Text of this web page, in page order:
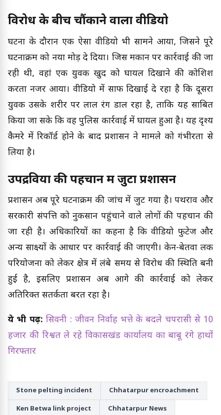
विरोध के बीच चौंकाने वाला वीडियो
घटना के दौरान एक ऐसा वीडियो भी सामने आया, जिसने पूरे
घटनाक्रम को नया मोड़ दे दिया। जिस मकान पर कार्रवाई की जा
रही थी, वहां एक युवक खुद को घायल दिखाने की कोशिश
करता नजर आया। वीडियो में साफ दिखाई दे रहा है कि दूसरा
युवक उसके शरीर पर लाल रंग डाल रहा है, ताकि यह साबित
किया जा सके कि वह पुलिस कार्रवाई में घायल हुआ है। यह दृश्य
कैमरे में रिकॉर्ड होने के बाद प्रशासन ने मामले को गंभीरता से
लिया है।
उपद्रवियों की पहचान में जुटा प्रशासन
प्रशासन अब पूरे घटनाक्रम की जांच में जुट गया है। पथराव और
सरकारी संपत्ति को नुकसान पहुंचाने वाले लोगों की पहचान की
जा रही है। अधिकारियों का कहना है कि वीडियो फुटेज और
अन्य साक्ष्यों के आधार पर कार्रवाई की जाएगी। केन-बेतवा लिंक
परियोजना को लेकर क्षेत्र में लंबे समय से विरोध की स्थिति बनी
हुई है, इसलिए प्रशासन अब आगे की कार्रवाई को लेकर
अतिरिक्त सतर्कता बरत रहा है।
ये भी पढ़ें: सिवनी : जीवन निर्वाह भत्ते के बदले चपरासी से 10
हजार की रिश्वत ले रहे विकासखंड कार्यालय का बाबू रंगे हाथों
गिरफ्तार
Stone pelting incident Chhatarpur encroachment
Ken Betwa link project Chhatarpur News